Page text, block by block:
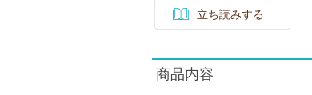
立ち読みする
商品内容